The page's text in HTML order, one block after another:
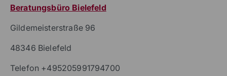
Beratungsbüro Bielefeld
Gildemeisterstraße 96
48346 Bielefeld
Telefon +495205991794700